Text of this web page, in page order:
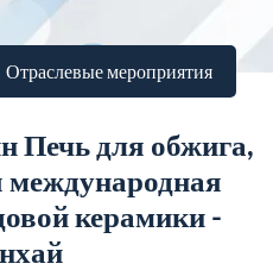
Отраслевые мероприятия
Печь для обжига,
керамики -